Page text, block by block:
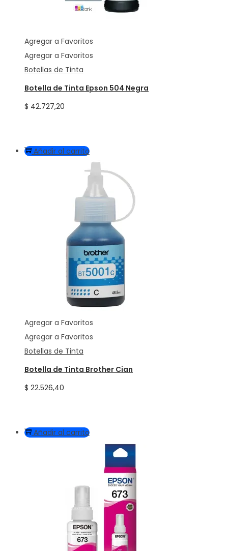
Agregar a Favoritos
Agregar a Favoritos
Botellas de Tinta
Botella de Tinta Epson 504 Negra
$ 42.727,20
Añadir al carrito
Agregar a Favoritos
Agregar a Favoritos
Botellas de Tinta
Botella de Tinta Brother Cian
$ 22.526,40
Añadir al carrito